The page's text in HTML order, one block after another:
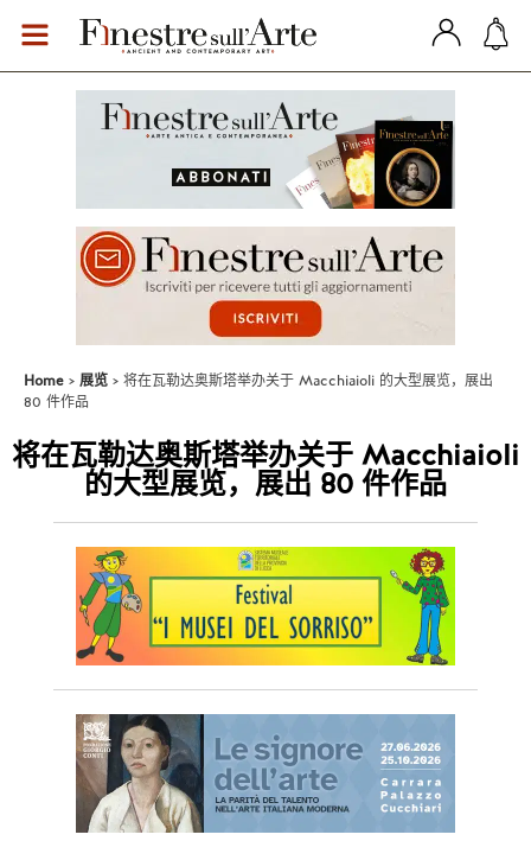
Home 展览
将在瓦勒达奥斯塔举办关于 Macchiaioli 的大型展览，展出
80 件作品
将在瓦勒达奥斯塔举办关于 Macchiaioli
的大型展览，展出 80 件作品